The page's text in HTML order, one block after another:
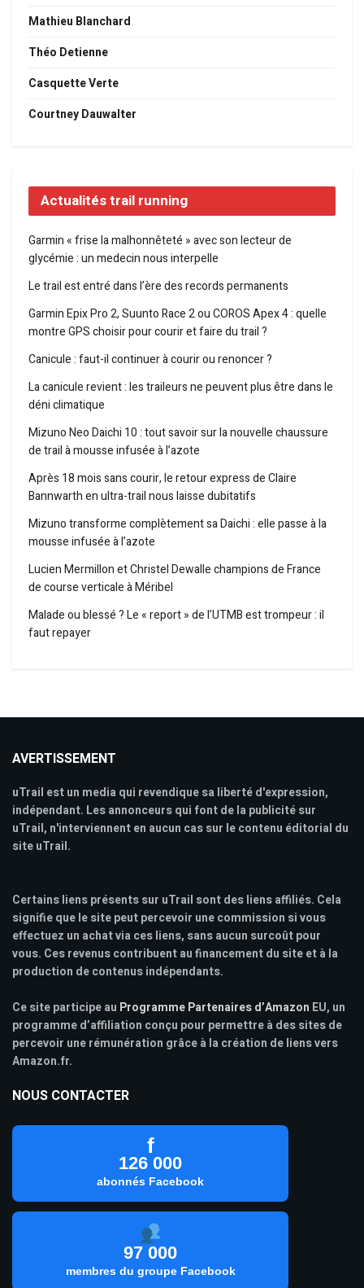
Mathieu Blanchard
Théo Detienne
Casquette Verte
Courtney Dauwalter
Actualités trail running
Garmin « frise la malhonnêteté » avec son lecteur de
glycémie : un medecin nous interpelle
Le trail est entré dans l’ère des records permanents
Garmin Epix Pro 2, Suunto Race 2 ou COROS Apex 4 : quelle
montre GPS choisir pour courir et faire du trail ?
Canicule : faut-il continuer à courir ou renoncer ?
La canicule revient : les traileurs ne peuvent plus être dans le
déni climatique
Mizuno Neo Daichi 10 : tout savoir sur la nouvelle chaussure
de trail à mousse infusée à l’azote
Après 18 mois sans courir, le retour express de Claire
Bannwarth en ultra-trail nous laisse dubitatifs
Mizuno transforme complètement sa Daichi : elle passe à la
mousse infusée à l’azote
Lucien Mermillon et Christel Dewalle champions de France
de course verticale à Méribel
Malade ou blessé ? Le « report » de l’UTMB est trompeur : il
faut repayer
AVERTISSEMENT
uTrail est un media qui revendique sa liberté d'expression,
indépendant. Les annonceurs qui font de la publicité sur
uTrail, n'interviennent en aucun cas sur le contenu éditorial du
site uTrail.
Certains liens présents sur uTrail sont des liens affiliés. Cela
signifie que le site peut percevoir une commission si vous
effectuez un achat via ces liens, sans aucun surcoût pour
vous. Ces revenus contribuent au financement du site et à la
production de contenus indépendants.
Ce site participe au Programme Partenaires d’Amazon EU, un
programme d’affiliation conçu pour permettre à des sites de
percevoir une rémunération grâce à la création de liens vers
Amazon.fr.
NOUS CONTACTER
f
126 000
abonnés Facebook
97 000
membres du groupe Facebook